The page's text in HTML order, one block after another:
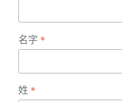
名字 *
姓 *